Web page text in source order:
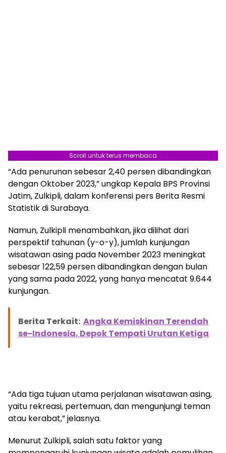
Scroll untuk terus membaca
“Ada penurunan sebesar 2,40 persen dibandingkan
dengan Oktober 2023,” ungkap Kepala BPS Provinsi
Jatim, Zulkipli, dalam konferensi pers Berita Resmi
Statistik di Surabaya.
Namun, Zulkipli menambahkan, jika dilihat dari
perspektif tahunan (y-o-y), jumlah kunjungan
wisatawan asing pada November 2023 meningkat
sebesar 122,59 persen dibandingkan dengan bulan
yang sama pada 2022, yang hanya mencatat 9.644
kunjungan.
Berita Terkait: Angka Kemiskinan Terendah
se-Indonesia, Depok Tempati Urutan Ketiga
“Ada tiga tujuan utama perjalanan wisatawan asing,
yaitu rekreasi, pertemuan, dan mengunjungi teman
atau kerabat,” jelasnya.
Menurut Zulkipli, salah satu faktor yang